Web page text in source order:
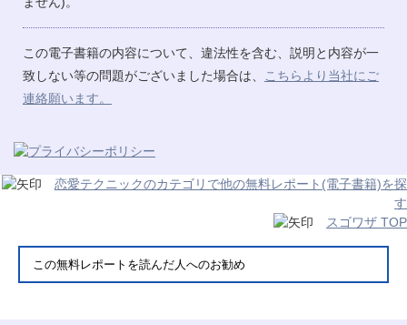
この電子書籍の内容について、違法性を含む、説明と内容が一
致しない等の問題がございました場合は、
こちらより当社にご
連絡願います。
恋愛テクニックのカテゴリで他の無料レポート(電子書籍)を探
す
スゴワザ TOP
この無料レポートを読んだ人へのお勧め